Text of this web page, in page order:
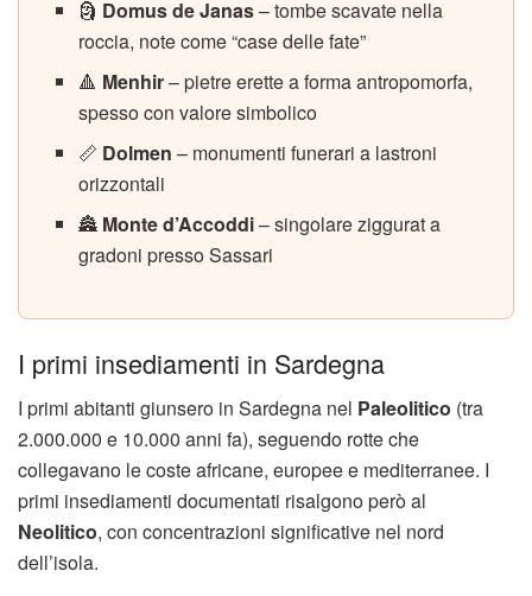
🗿 Domus de Janas– tombe scavate nella
roccia, note come “case delle fate”
🔺 Menhir– pietre erette a forma antropomorfa,
spesso con valore simbolico
📏 Dolmen – monumenti funerari a lastroni
orizzontali
🏯 Monte d’Accoddi– singolare ziggurat a
gradoni presso Sassari
I primi insediamenti in Sardegna
I primi abitanti giunsero in Sardegna nel Paleolitico (tra
2.000.000 e 10.000 anni fa), seguendo rotte che
collegavano le coste africane, europee e mediterranee. I
primi insediamenti documentati risalgono però al
Neolitico, con concentrazioni significative nel nord
dell’isola.